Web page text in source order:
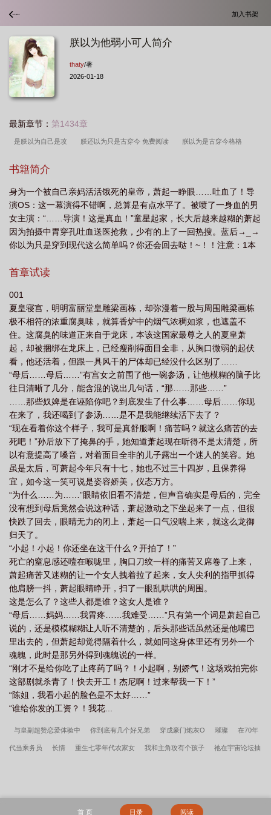
加入书架
朕以为他弱小可人简介
thaty/著
2026-01-18
最新章节： 第1434章
是朕以为自己是攻 朕还以为只是古穿今 免费阅读 朕以为是古穿今格格
糖雪球啊在线
香 朕还以为只是古穿今百度 朕以为他弱小 朕还以为只是是古穿今 朕以
为他弱小可怜全文阅读 朕还以为只是古穿今TXT免费阅读 朕以为他弱小可人
59 朕以为他可人 朕以为他弱小 可人 朕还以为只是古穿今TXT 朕以为
他温柔可人 朕以为他弱小可人简介 朕以为只是是古穿今
书籍简介
身为一个被自己亲妈活活饿死的皇帝，萧起一睁眼……吐血了！导
演OS：这一幕演得不错啊，总算是有点水平了。被喷了一身血的男
女主演：“……导演！这是真血！”童星起家，长大后越来越糊的萧起
因为拍摄中胃穿孔吐血送医抢救，少有的上了一回热搜。蓝后→_→
你以为只是穿到现代这么简单吗？你还会回去哒！~！！注意：1本
首章试读
001
夏皇寝宫，明明富丽堂皇雕梁画栋，却弥漫着一股与周围雕梁画栋
极不相符的浓重腐臭味，就算香炉中的烟气浓稠如浆，也遮盖不
住。这腐臭的味道正来自于龙床，本该这国家最尊之人的夏皇萧
起，却被捆绑在龙床上，已经瘦削得面目全非，从胸口微弱的起伏
看，他还活着，但跟一具风干的尸体却已经没什么区别了……
“母后……母后……”有宫女之前围了他一碗参汤，让他模糊的脑子比
往日清晰了几分，能含混的说出几句话，“那……那些……”
……那些奴婢是在诬陷你吧？到底发生了什么事……母后……你现
在来了，我还喝到了参汤……是不是我能继续活下去了？
“现在看着你这个样子，我可是真舒服啊！痛苦吗？就这么痛苦的去
死吧！”孙后放下了掩鼻的手，她知道萧起现在听得不是太清楚，所
以有意提高了嗓音，对着面目全非的儿子露出一个迷人的笑容。她
虽是太后，可萧起今年只有十七，她也不过三十四岁，且保养得
宜，如今这一笑可说是姿容娇美，仪态万方。
“为什么……为……”眼睛依旧看不清楚，但声音确实是母后的，完全
没有想到母后竟然会说这种话，萧起激动之下坐起来了一点，但很
快跌了回去，眼睛无力的闭上，萧起一口气没喘上来，就这么龙御
归天了。
“小起！小起！你还坐在这干什么？开拍了！”
死亡的窒息感还噎在喉咙里，胸口刀绞一样的痛苦又席卷了上来，
萧起痛苦又迷糊的让一个女人拽着拉了起来，女人尖利的指甲抓得
他肩膀一抖，萧起眼睛睁开，扫了一眼乱哄哄的周围。
这是怎么了？这些人都是谁？这女人是谁？
“母后……妈妈……我胃疼……我难受……”只有第一个词是萧起自己
说的，还是模模糊糊让人听不清楚的，后头那些话虽然还是他嘴巴
里出去的，但萧起却觉得隔着什么，就如同这身体里还有另外一个
魂魄，此时是那另外得到魂魄说的一样。
“刚才不是给你吃了止疼药了吗？！小起啊，别娇气！这场戏拍完你
这部剧就杀青了！快去开工！杰尼啊！过来帮我一下！”
“陈姐，我看小起的脸色是不太好……”
“谁给你发的工资？！我花...
与皇副超赞恋爱体验中 你到底有几个好兄弟 穿成豪门炮灰O 璀璨 在70年
代当乘务员 长情 重生七零年代农家女 我和主角攻有个孩子 祂在宇宙论坛抽
首 页 目录 阅读